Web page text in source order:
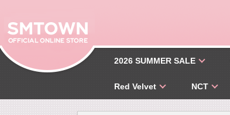
2026 SUMMER SALE
Red Velvet NCT